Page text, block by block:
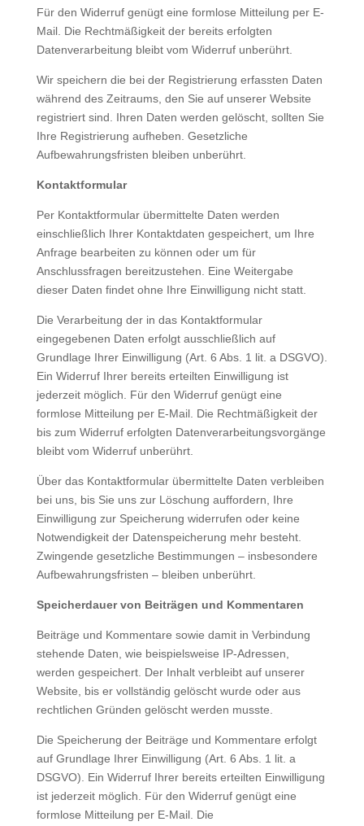
Für den Widerruf genügt eine formlose Mitteilung per E-
Mail. Die Rechtmäßigkeit der bereits erfolgten
Datenverarbeitung bleibt vom Widerruf unberührt.
Wir speichern die bei der Registrierung erfassten Daten
während des Zeitraums, den Sie auf unserer Website
registriert sind. Ihren Daten werden gelöscht, sollten Sie
Ihre Registrierung aufheben. Gesetzliche
Aufbewahrungsfristen bleiben unberührt.
Kontaktformular
Per Kontaktformular übermittelte Daten werden
einschließlich Ihrer Kontaktdaten gespeichert, um Ihre
Anfrage bearbeiten zu können oder um für
Anschlussfragen bereitzustehen. Eine Weitergabe
dieser Daten findet ohne Ihre Einwilligung nicht statt.
Die Verarbeitung der in das Kontaktformular
eingegebenen Daten erfolgt ausschließlich auf
Grundlage Ihrer Einwilligung (Art. 6 Abs. 1 lit. a DSGVO).
Ein Widerruf Ihrer bereits erteilten Einwilligung ist
jederzeit möglich. Für den Widerruf genügt eine
formlose Mitteilung per E-Mail. Die Rechtmäßigkeit der
bis zum Widerruf erfolgten Datenverarbeitungsvorgänge
bleibt vom Widerruf unberührt.
Über das Kontaktformular übermittelte Daten verbleiben
bei uns, bis Sie uns zur Löschung auffordern, Ihre
Einwilligung zur Speicherung widerrufen oder keine
Notwendigkeit der Datenspeicherung mehr besteht.
Zwingende gesetzliche Bestimmungen – insbesondere
Aufbewahrungsfristen – bleiben unberührt.
Speicherdauer von Beiträgen und Kommentaren
Beiträge und Kommentare sowie damit in Verbindung
stehende Daten, wie beispielsweise IP-Adressen,
werden gespeichert. Der Inhalt verbleibt auf unserer
Website, bis er vollständig gelöscht wurde oder aus
rechtlichen Gründen gelöscht werden musste.
Die Speicherung der Beiträge und Kommentare erfolgt
auf Grundlage Ihrer Einwilligung (Art. 6 Abs. 1 lit. a
DSGVO). Ein Widerruf Ihrer bereits erteilten Einwilligung
ist jederzeit möglich. Für den Widerruf genügt eine
formlose Mitteilung per E-Mail. Die